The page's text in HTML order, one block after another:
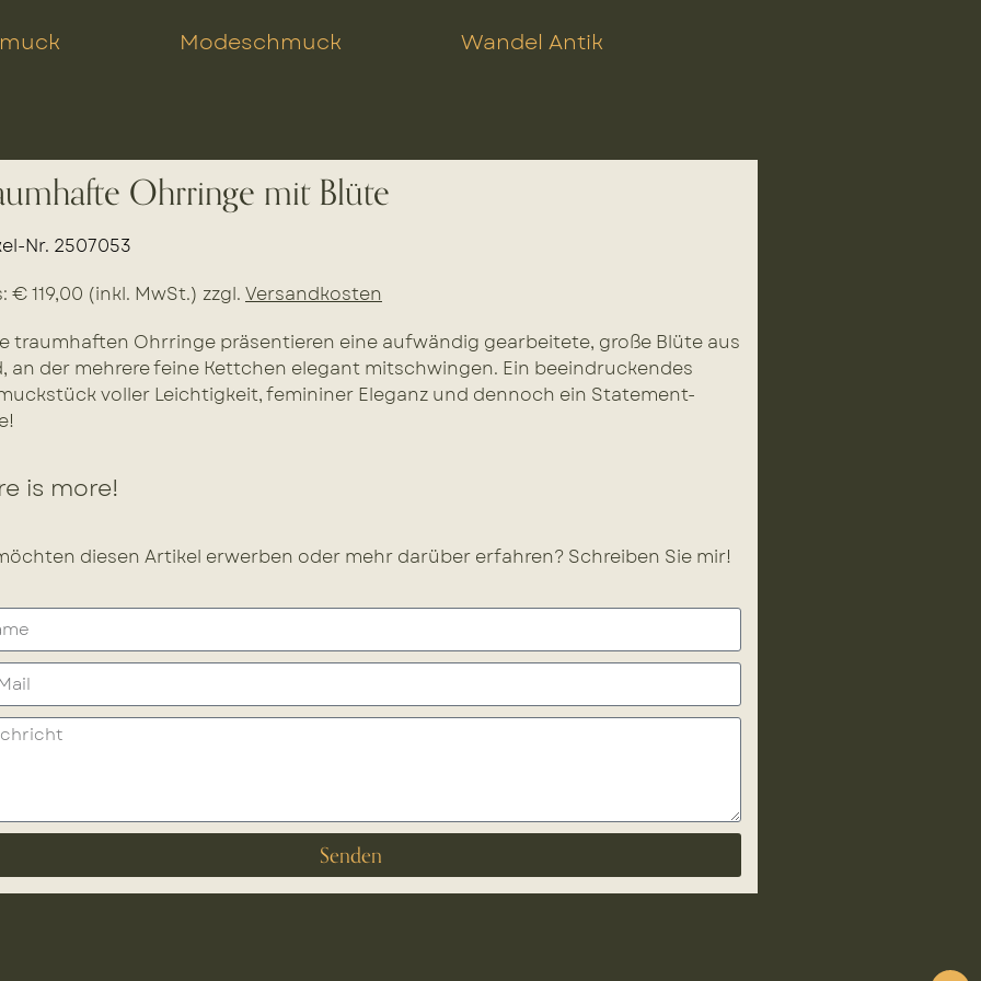
Modeschmuck Wandel Antik
Ohrringe mit Blüte
Nr. 2507053
€ 119,00 (inkl. MwSt.) zzgl. Versandkosten
traumhaften Ohrringe präsentieren eine aufwändig gearbeitete, große Blüte aus
an der mehrere feine Kettchen elegant mitschwingen. Ein beeindruckendes
voller Leichtigkeit, femininer Eleganz und dennoch ein Statement-
is more!
diesen Artikel erwerben oder mehr darüber erfahren? Schreiben Sie mir!
Senden